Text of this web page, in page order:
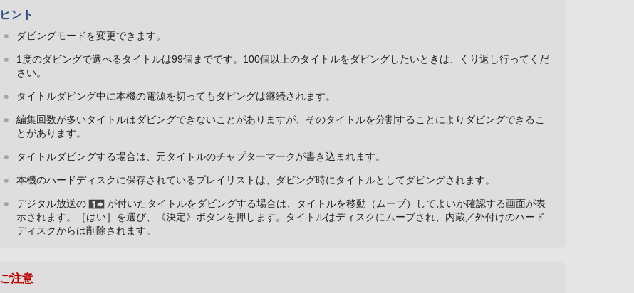
ヒント
ダビングモードを変更できます。
1度のダビングで選べるタイトルは99個までです。100個以上のタイトルをダビングしたいときは、くり返し行ってくだ
さい。
タイトルダビング中に本機の電源を切ってもダビングは継続されます。
編集回数が多いタイトルはダビングできないことがありますが、そのタイトルを分割することによりダビングできるこ
とがあります。
タイトルダビングする場合は、元タイトルのチャプターマークが書き込まれます。
本機のハードディスクに保存されているプレイリストは、ダビング時にタイトルとしてダビングされます。
デジタル放送の
が付いたタイトルをダビングする場合は、タイトルを移動（ムーブ）してよいか確認する画面が表
示されます。［はい］を選び、《決定》ボタンを押します。タイトルはディスクにムーブされ、内蔵／外付けのハード
ディスクからは削除されます。
ご注意